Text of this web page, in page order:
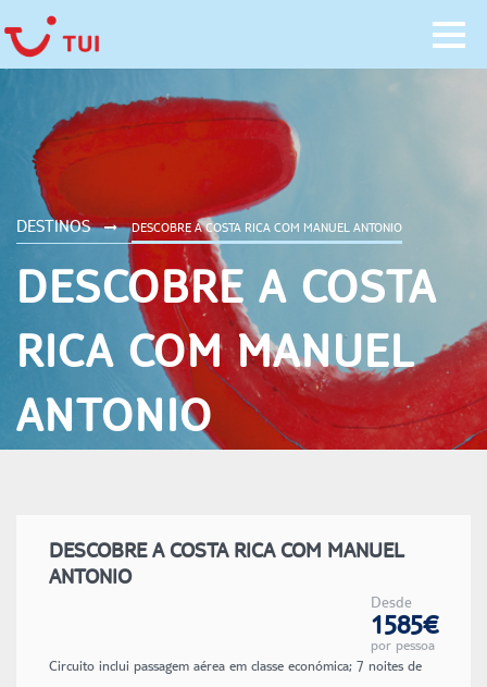
DESTINOS DESCOBRE A COSTA RICA COM MANUEL ANTONIO
DESCOBRE A COSTA
RICA COM MANUEL
ANTONIO
DESCOBRE A COSTA RICA COM MANUEL
ANTONIO
Desde
1585€
por pessoa
Circuito inclui passagem aérea em classe económica; 7 noites de